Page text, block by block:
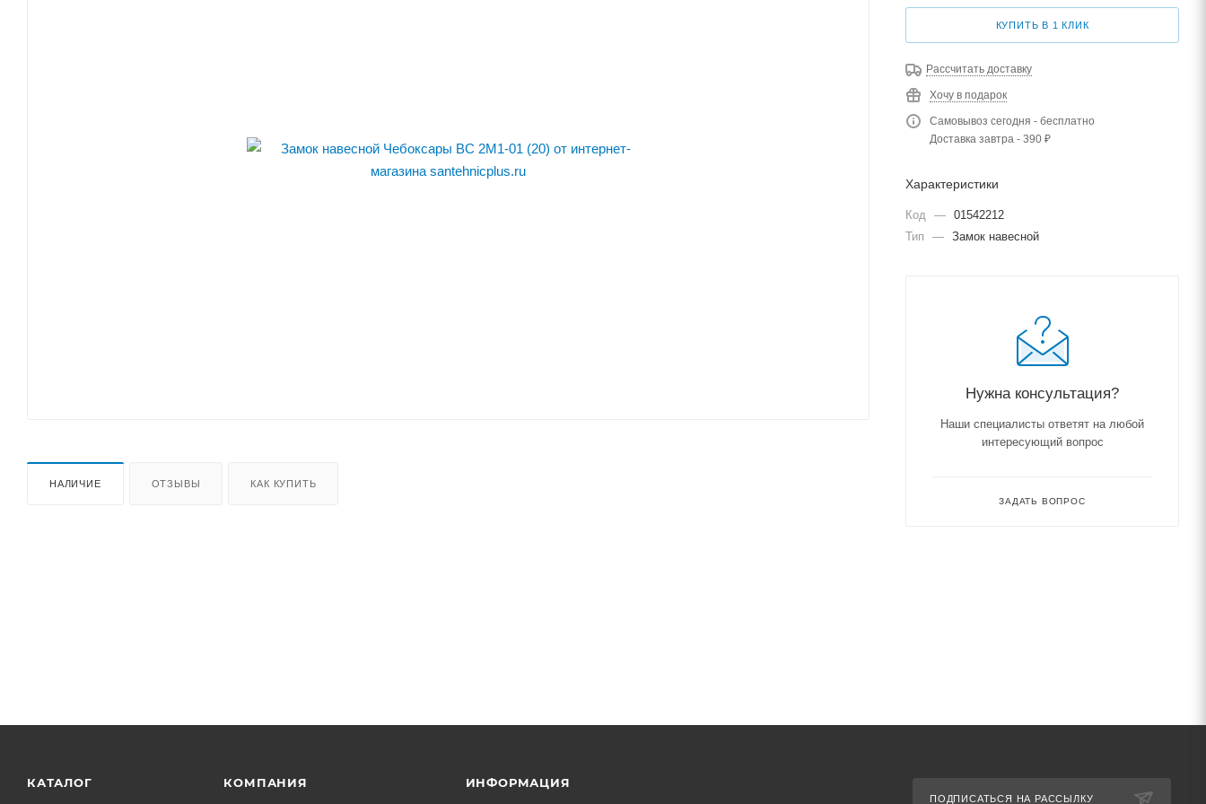
НАЛИЧИЕ ОТЗЫВЫ КАК КУПИТЬ
КУПИТЬ В 1 КЛИК
Рассчитать доставку
Хочу в подарок
Самовывоз сегодня - бесплатно
Доставка завтра - 390 ₽
Характеристики
Код — 01542212
Тип
— Замок навесной
Нужна консультация?
Наши специалисты ответят на любой
интересующий вопрос
ЗАДАТЬ ВОПРОС
КАТАЛОГ КОМПАНИЯ ИНФОРМАЦИЯ
ПОДПИСАТЬСЯ НА РАССЫЛКУ